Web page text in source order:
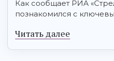
Как сообщает РИА
познакомился с
Читать далее